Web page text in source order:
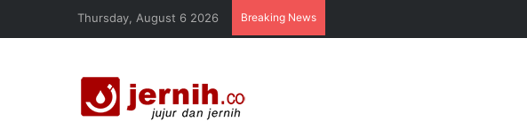
Thursday, August 6 2026 Breaking News